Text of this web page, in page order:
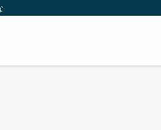
ていってください。